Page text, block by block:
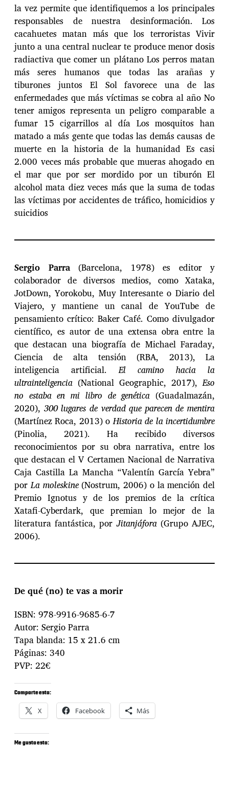
la vez permite que identifiquemos a los principales
responsables de nuestra desinformación. Los
cacahuetes matan más que los terroristas Vivir
junto a una central nuclear te produce menor dosis
radiactiva que comer un plátano Los perros matan
más seres humanos que todas las arañas y
tiburones juntos El Sol favorece una de las
enfermedades que más víctimas se cobra al año No
tener amigos representa un peligro comparable a
fumar 15 cigarrillos al día Los mosquitos han
matado a más gente que todas las demás causas de
muerte en la historia de la humanidad Es casi
2.000 veces más probable que mueras ahogado en
el mar que por ser mordido por un tiburón El
alcohol mata diez veces más que la suma de todas
las víctimas por accidentes de tráfico, homicidios y
suicidios
Sergio Parra(Barcelona, 1978) es editor y
colaborador de diversos medios, como Xataka,
JotDown, Yorokobu, Muy Interesante o Diario del
Viajero, y mantiene un canal de YouTube de
pensamiento crítico: Baker Café. Como divulgador
científico, es autor de una extensa obra entre la
que destacan una biografía de Michael Faraday,
Ciencia de alta tensión (RBA, 2013), La
inteligencia artificial.El camino hacia la
ultrainteligencia (National Geographic, 2017),Eso
no estaba en mi libro de genética (Guadalmazán,
2020), 300 lugares de verdad que parecen de mentira
(Martínez Roca, 2013) oHistoria de la incertidumbre
(Pinolia, 2021). Ha recibido diversos
reconocimientos por su obra narrativa, entre los
que destacan el V Certamen Nacional de Narrativa
Caja Castilla La Mancha “Valentín García Yebra”
porLa moleskine(Nostrum, 2006) o la mención del
Premio Ignotus y de los premios de la crítica
Xatafi-Cyberdark, que premian lo mejor de la
literatura fantástica, porJitanjáfora(Grupo AJEC,
2006).
De qué (no) te vas a morir
ISBN: 978-9916-9685-6-7
Autor: Sergio Parra
Tapa blanda: 15 x 21.6 cm
Páginas: 340
PVP: 22€
Comparte esto:
X Facebook Más
Me gusta esto: